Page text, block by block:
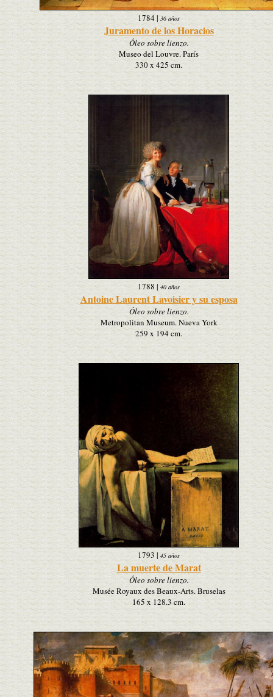
1784| 36 años
Juramento de los Horacios
Óleo sobre lienzo.
Museo del Louvre. París
330 x 425 cm.
1788 |40 años
Antoine Laurent Lavoisier y su esposa
Óleo sobre lienzo.
Metropolitan Museum. Nueva York
259 x 194 cm.
1793 | 45 años
La muerte de Marat
Óleo sobre lienzo.
Musée Royaux des Beaux-Arts. Bruselas
165 x 128.3 cm.